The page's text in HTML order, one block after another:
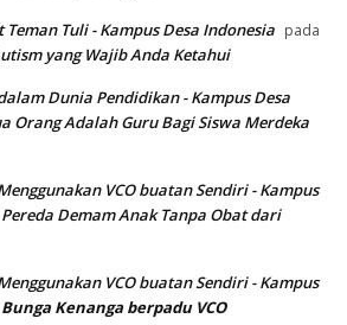
Tuli - Kampus Desa Indonesia pada
yang Wajib Anda Ketahui
Dunia Pendidikan - Kampus Desa
Orang Adalah Guru Bagi Siswa Merdeka
VCO buatan Sendiri - Kampus
Pereda Demam Anak Tanpa Obat dari
VCO buatan Sendiri - Kampus
Bunga Kenanga berpadu VCO